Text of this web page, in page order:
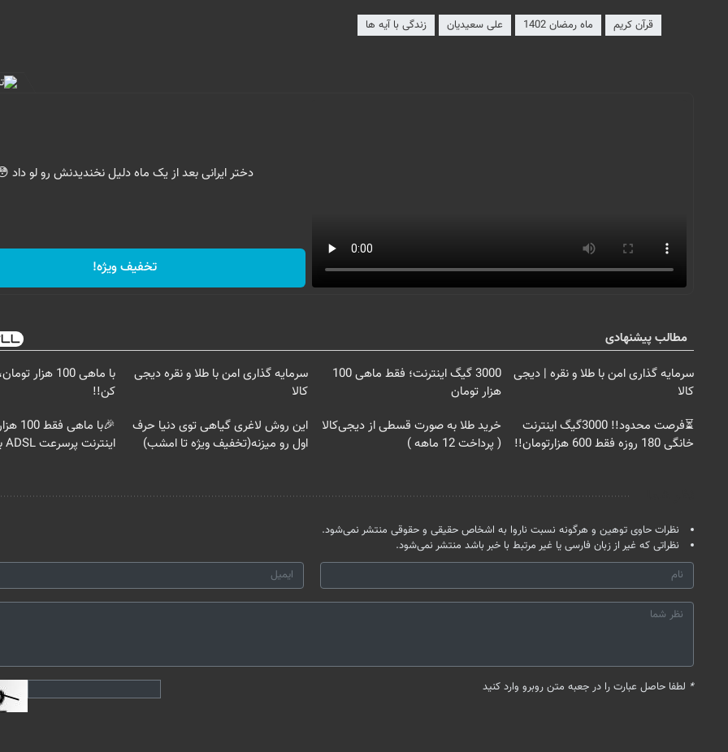
قرآن کریم ماه رمضان 1402 علی سعیدیان زندگی با آیه ها
دختر ایرانی بعد از یک ماه دلیل نخندیدنش رو لو داد
تخفیف ویژه!
مطالب پیشنهادی
سرمایه گذاری امن با طلا و نقره | دیجی
کالا
3000 گیگ اینترنت؛ فقط ماهی 100
هزار تومان
سرمایه گذاری امن با طلا و نقره دیجی
کالا
با ماهی 100
کن!!
⏳فرصت محدود!! 3000گیگ اینترنت
خانگی 180 روزه فقط 600 هزارتومان!!
خرید طلا به صورت قسطی از دیجی‌کالا
( پرداخت 12 ماهه )
این روش لاغری گیاهی توی دنیا حرف
اول رو میزنه(تخفیف ویژه تا امشب)
اینترنت پرسرعت ADSL بگیر!!
نظرات حاوی توهین و هرگونه نسبت ناروا به اشخاص حقیقی و حقوقی منتشر نمی‌شود.
نظراتی که غیر از زبان فارسی یا غیر مرتبط با خبر باشد منتشر نمی‌شود.
* لطفا حاصل عبارت را در جعبه متن روبرو وارد کنید